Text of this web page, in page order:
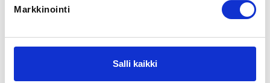
Markkinointi
Salli kaikki
ADDITIONAL INFORMATION